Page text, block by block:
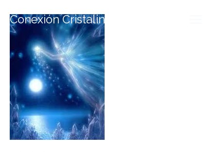
contenido
Conexión Cristalina